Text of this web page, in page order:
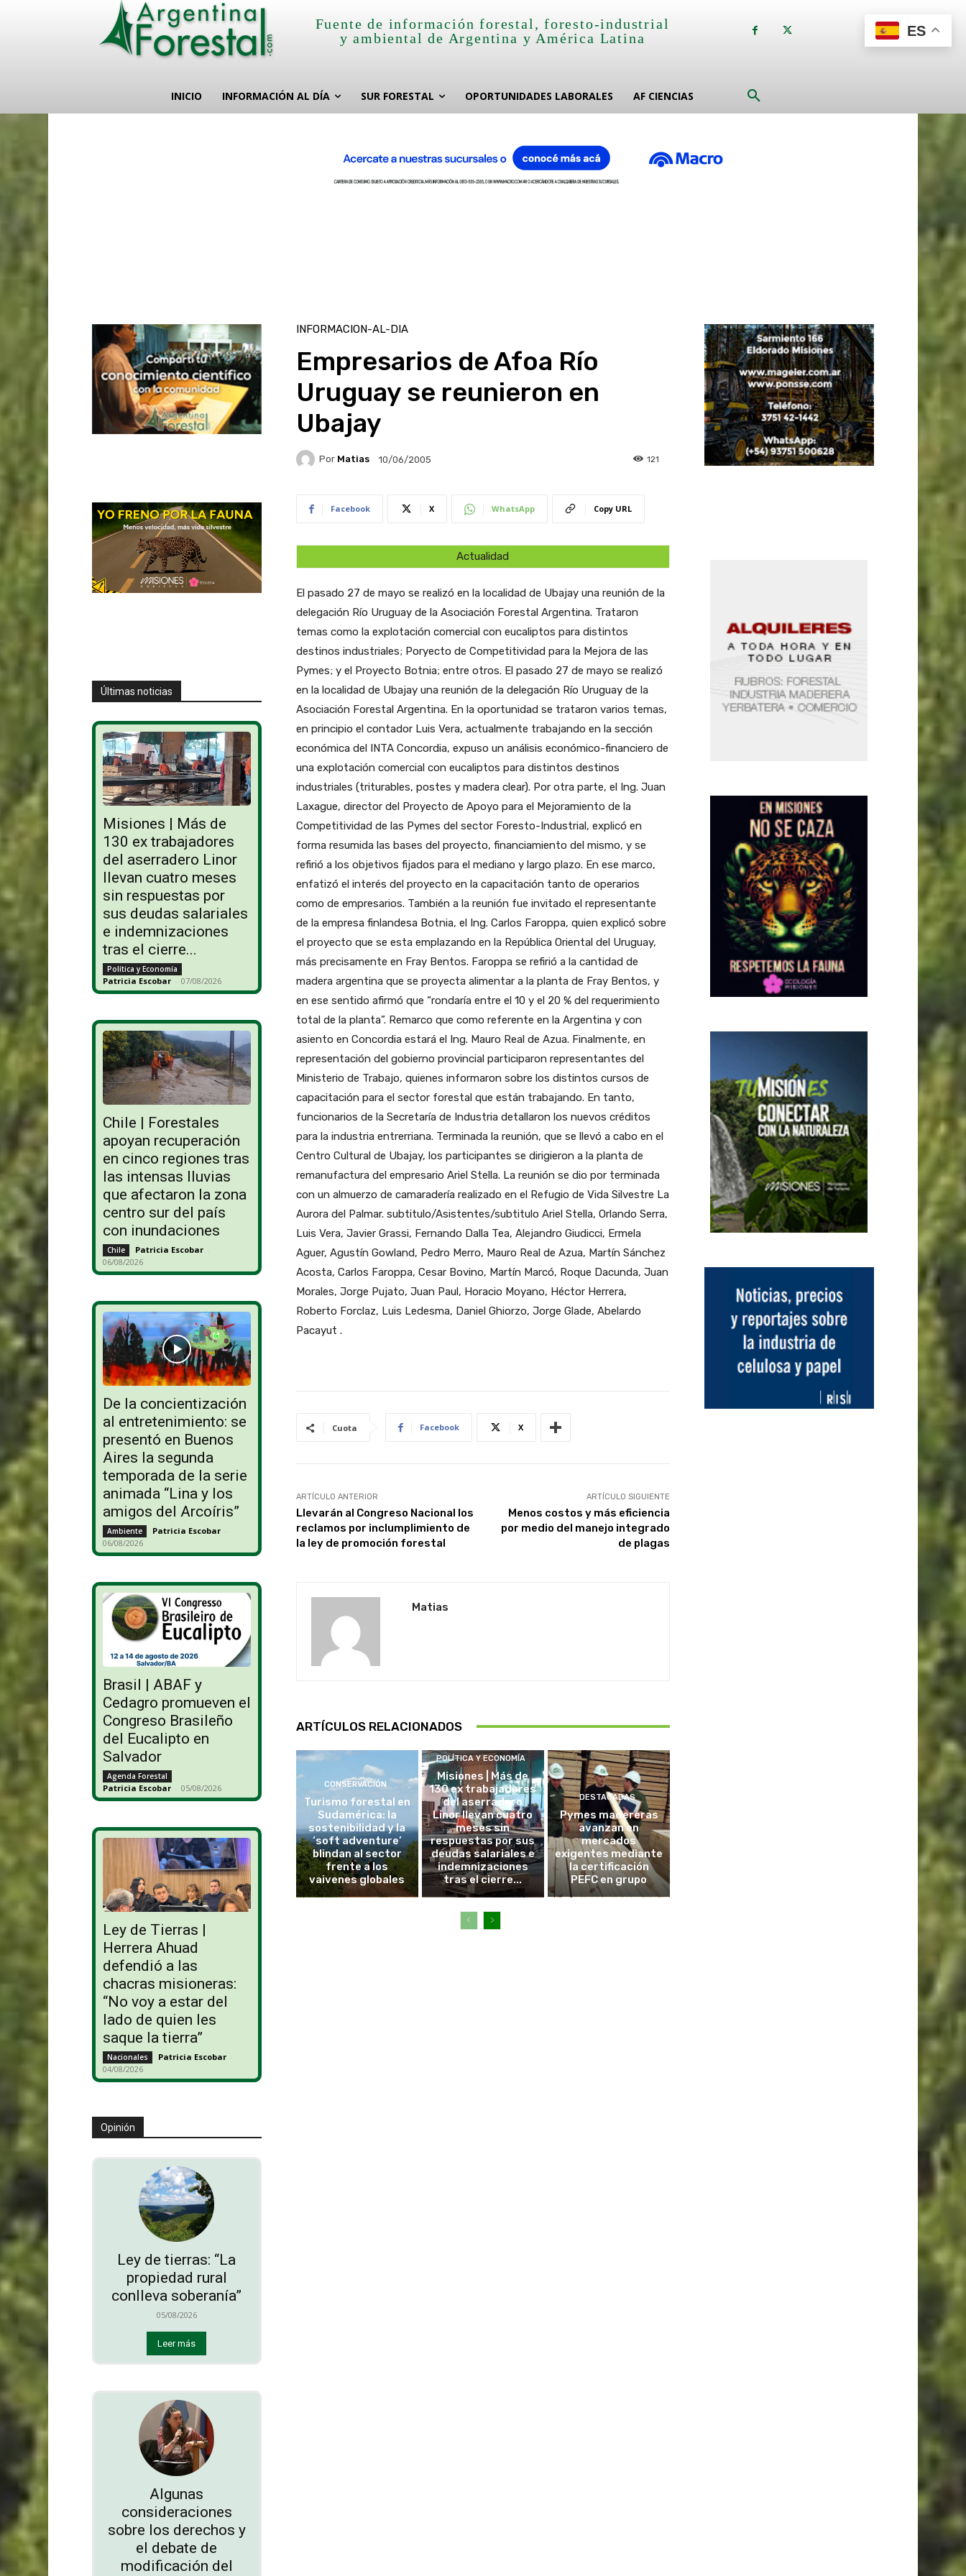
Fuente de información forestal, foresto-industrial
y ambiental de Argentina y América Latina
INICIO INFORMACIÓN AL DÍA SUR FORESTAL OPORTUNIDADES LABORALES AF CIENCIAS
Últimas noticias
Misiones | Más de
130 ex trabajadores
del aserradero Linor
llevan cuatro meses
sin respuestas por
sus deudas salariales
e indemnizaciones
tras el cierre...
Política y Economía
Patricia Escobar - 07/08/2026
Chile | Forestales
apoyan recuperación
en cinco regiones tras
las intensas lluvias
que afectaron la zona
centro sur del país
con inundaciones
Chile Patricia Escobar -
06/08/2026
De la concientización
al entretenimiento: se
presentó en Buenos
Aires la segunda
temporada de la serie
animada “Lina y los
amigos del Arcoíris”
Ambiente Patricia Escobar -
06/08/2026
Brasil | ABAF y
Cedagro promueven el
Congreso Brasileño
del Eucalipto en
Salvador
Agenda Forestal
Patricia Escobar - 05/08/2026
Ley de Tierras |
Herrera Ahuad
defendió a las
chacras misioneras:
“No voy a estar del
lado de quien les
saque la tierra”
Nacionales Patricia Escobar -
04/08/2026
Opinión
Ley de tierras: “La
propiedad rural
conlleva soberanía”
05/08/2026
Leer más
Algunas
consideraciones
sobre los derechos y
el debate de
modificación del
INFORMACION-AL-DIA
Empresarios de Afoa Río
Uruguay se reunieron en
Ubajay
Por Matias 10/06/2005 121
Facebook X WhatsApp Copy URL
Actualidad
El pasado 27 de mayo se realizó en la localidad de Ubajay una reunión de la
delegación Río Uruguay de la Asociación Forestal Argentina. Trataron
temas como la explotación comercial con eucaliptos para distintos
destinos industriales; Poryecto de Competitividad para la Mejora de las
Pymes; y el Proyecto Botnia; entre otros. El pasado 27 de mayo se realizó
en la localidad de Ubajay una reunión de la delegación Río Uruguay de la
Asociación Forestal Argentina. En la oportunidad se trataron varios temas,
en principio el contador Luis Vera, actualmente trabajando en la sección
económica del INTA Concordia, expuso un análisis económico-financiero de
una explotación comercial con eucaliptos para distintos destinos
industriales (triturables, postes y madera clear). Por otra parte, el Ing. Juan
Laxague, director del Proyecto de Apoyo para el Mejoramiento de la
Competitividad de las Pymes del sector Foresto-Industrial, explicó en
forma resumida las bases del proyecto, financiamiento del mismo, y se
refirió a los objetivos fijados para el mediano y largo plazo. En ese marco,
enfatizó el interés del proyecto en la capacitación tanto de operarios
como de empresarios. También a la reunión fue invitado el representante
de la empresa finlandesa Botnia, el Ing. Carlos Faroppa, quien explicó sobre
el proyecto que se esta emplazando en la República Oriental del Uruguay,
más precisamente en Fray Bentos. Faroppa se refirió a la cantidad de
madera argentina que se proyecta alimentar a la planta de Fray Bentos, y
en ese sentido afirmó que “rondaría entre el 10 y el 20 % del requerimiento
total de la planta”. Remarco que como referente en la Argentina y con
asiento en Concordia estará el Ing. Mauro Real de Azua. Finalmente, en
representación del gobierno provincial participaron representantes del
Ministerio de Trabajo, quienes informaron sobre los distintos cursos de
capacitación para el sector forestal que están trabajando. En tanto,
funcionarios de la Secretaría de Industria detallaron los nuevos créditos
para la industria entrerriana. Terminada la reunión, que se llevó a cabo en el
Centro Cultural de Ubajay, los participantes se dirigieron a la planta de
remanufactura del empresario Ariel Stella. La reunión se dio por terminada
con un almuerzo de camaradería realizado en el Refugio de Vida Silvestre La
Aurora del Palmar. subtitulo/Asistentes/subtitulo Ariel Stella, Orlando Serra,
Luis Vera, Javier Grassi, Fernando Dalla Tea, Alejandro Giudicci, Ermela
Aguer, Agustín Gowland, Pedro Merro, Mauro Real de Azua, Martín Sánchez
Acosta, Carlos Faroppa, Cesar Bovino, Martín Marcó, Roque Dacunda, Juan
Morales, Jorge Pujato, Juan Paul, Horacio Moyano, Héctor Herrera,
Roberto Forclaz, Luis Ledesma, Daniel Ghiorzo, Jorge Glade, Abelardo
Pacayut .
Cuota Facebook X
ARTÍCULO ANTERIOR
Llevarán al Congreso Nacional los
reclamos por inclumplimiento de
la ley de promoción forestal
ARTÍCULO SIGUIENTE
Menos costos y más eficiencia
por medio del manejo integrado
de plagas
Matias
ARTÍCULOS RELACIONADOS
CONSERVACIÓN
Turismo forestal en
Sudamérica: la
sostenibilidad y la
‘soft adventure’
blindan al sector
frente a los
vaivenes globales
POLÍTICA Y ECONOMÍA
Misiones | Más de
130 ex trabajadores
del aserradero
Linor llevan cuatro
meses sin
respuestas por sus
deudas salariales e
indemnizaciones
tras el cierre...
DESTACADAS
Pymes madereras
avanzan en
mercados
exigentes mediante
la certificación
PEFC en grupo
ES